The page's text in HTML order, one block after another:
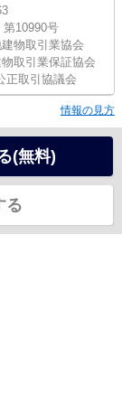
第10990号
物取引業協会
取引業保証協会
正取引協議会
情報の見方
(無料)
る